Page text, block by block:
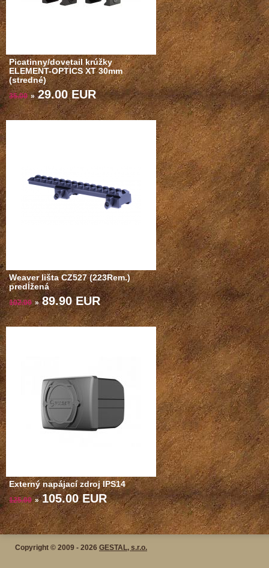
Picatinny/dovetail krúžky
ELEMENT-OPTICS XT 30mm
(stredné)
35.00 » 29.00 EUR
Weaver lišta CZ527 (223Rem.)
predĺžená
102.00 » 89.90 EUR
Externý napájací zdroj IPS14
125.00 » 105.00 EUR
Copyright © 2009 - 2026 GESTAL, s.r.o.